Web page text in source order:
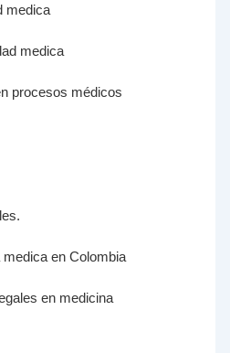
medica
medica
procesos médicos
en Colombia
en medicina